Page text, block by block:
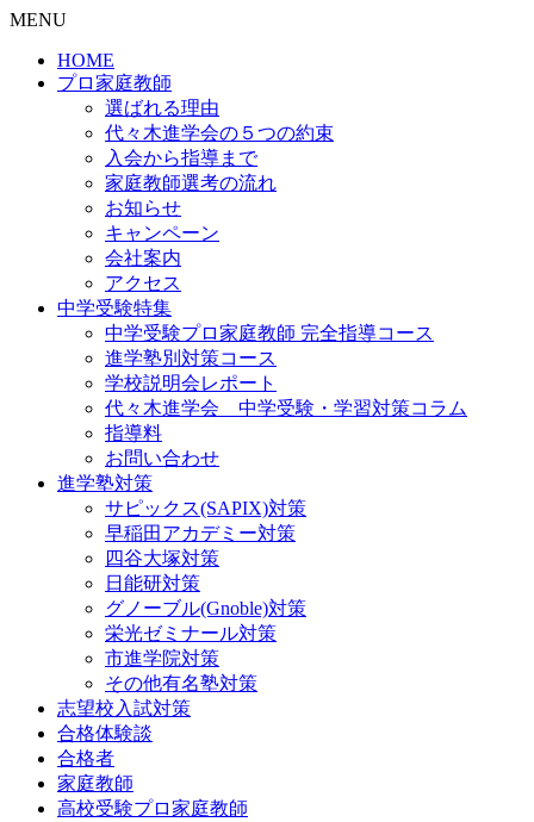
MENU
HOME
プロ家庭教師
選ばれる理由
代々木進学会の５つの約束
入会から指導まで
家庭教師選考の流れ
お知らせ
キャンペーン
会社案内
アクセス
中学受験特集
中学受験プロ家庭教師 完全指導コース
進学塾別対策コース
学校説明会レポート
代々木進学会 中学受験・学習対策コラム
指導料
お問い合わせ
進学塾対策
サピックス(SAPIX)対策
早稲田アカデミー対策
四谷大塚対策
日能研対策
グノーブル(Gnoble)対策
栄光ゼミナール対策
市進学院対策
その他有名塾対策
志望校入試対策
合格体験談
合格者
家庭教師
高校受験プロ家庭教師